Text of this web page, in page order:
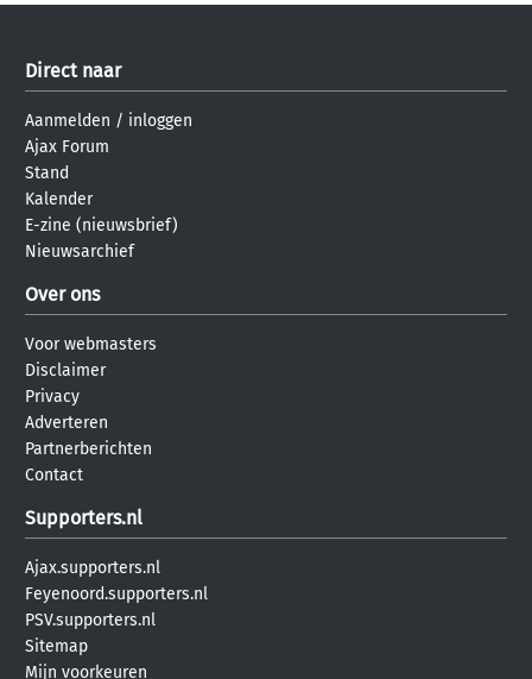
Direct naar
Aanmelden / inloggen
Ajax Forum
Stand
Kalender
E-zine (nieuwsbrief)
Nieuwsarchief
Over ons
Voor webmasters
Disclaimer
Privacy
Adverteren
Partnerberichten
Contact
Supporters.nl
Ajax.supporters.nl
Feyenoord.supporters.nl
PSV.supporters.nl
Sitemap
Mijn voorkeuren